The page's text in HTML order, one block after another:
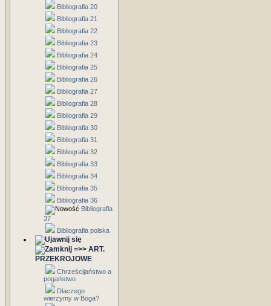
Bibliografia 20
Bibliografia 21
Bibliografia 22
Bibliografia 23
Bibliografia 24
Bibliografia 25
Bibliografia 26
Bibliografia 27
Bibliografia 28
Bibliografia 29
Bibliografia 30
Bibliografia 31
Bibliografia 32
Bibliografia 33
Bibliografia 34
Bibliografia 35
Bibliografia 36
Bibliografia
37
Bibliografia polska
=>> ART.
PRZEKROJOWE
Chrześcijaństwo a
pogaństwo
Dlaczego
wierzymy w Boga?